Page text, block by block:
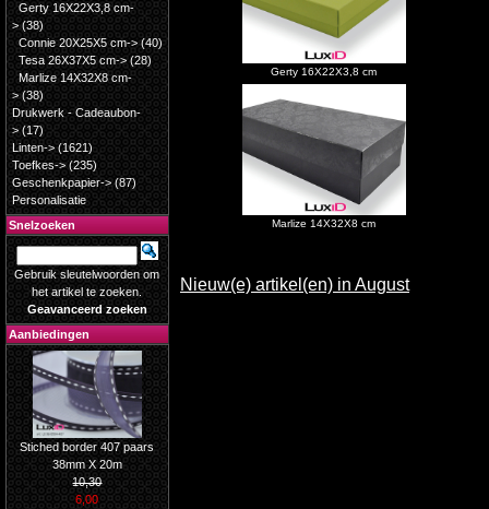
Gerty 16X22X3,8 cm
Marlize 14X32X8 cm
Nieuw(e) artikel(en) in August
Gerty 16X22X3,8 cm-
>(38)
Connie 20X25X5 cm->(40)
Tesa 26X37X5 cm->(28)
Marlize 14X32X8 cm-
>(38)
Drukwerk - Cadeaubon-
> (17)
Linten-> (1621)
Toefkes->(235)
Geschenkpapier->(87)
Personalisatie
Snelzoeken
Gebruik sleutelwoorden om
het artikel te zoeken.
Geavanceerd zoeken
Aanbiedingen
Stiched border 407 paars
38mm X 20m
10,30
6,00